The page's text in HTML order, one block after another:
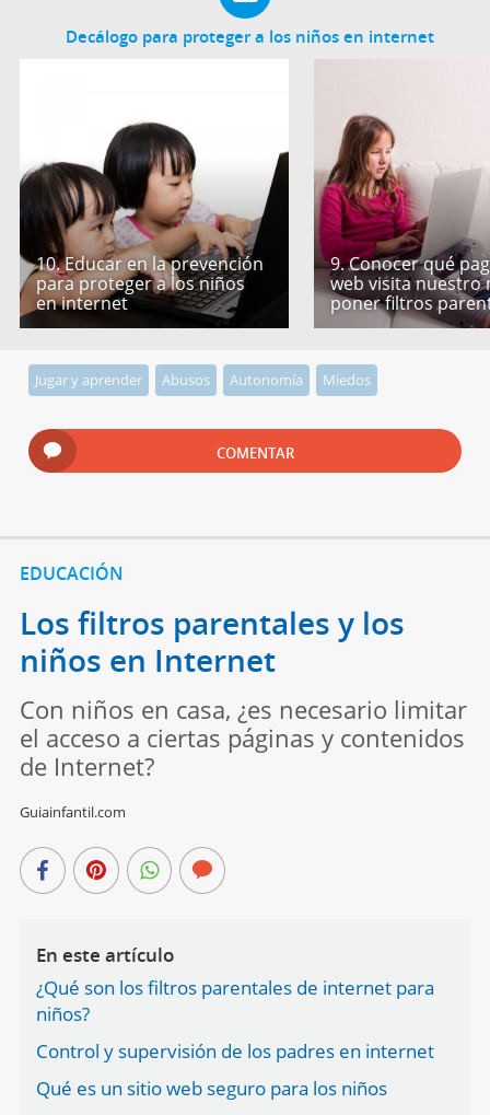
Decálogo para proteger a los niños en internet
10. Educar en la prevención
para proteger a los niños
en internet
9. Conocer qué
web visita nuestro
poner filtros
Jugar y aprender Abusos Autonomía Miedos
COMENTAR
EDUCACIÓN
Los filtros parentales y los
niños en Internet
Con niños en casa, ¿es necesario limitar
el acceso a ciertas páginas y contenidos
de Internet?
Guiainfantil.com
En este artículo
¿Qué son los filtros parentales de internet para
niños?
Control y supervisión de los padres en internet
Qué es un sitio web seguro para los niños